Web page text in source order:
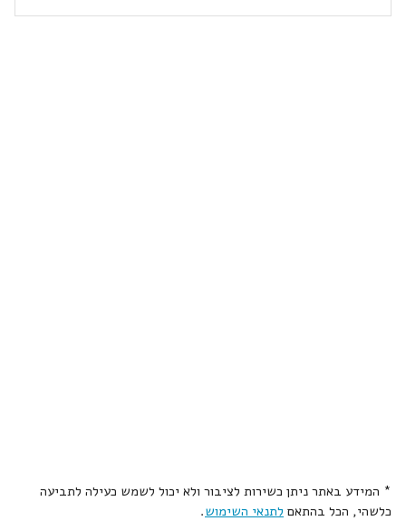
* המידע באתר ניתן כשירות לציבור ולא יכול לשמש כעילה לתביעה
כלשהי, הכל בהתאם לתנאי השימוש.